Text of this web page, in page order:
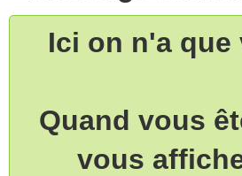
Ici on n'a que
Quand vous
vous